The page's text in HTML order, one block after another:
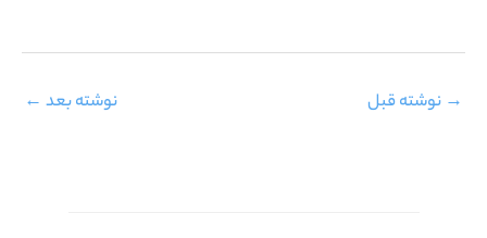
→ نوشته قبل نوشته بعد ←